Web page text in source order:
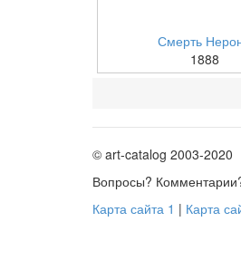
Смерть
1888
© art-catalog 2003-2020
Вопросы?
Карта сайта 1 | Карта